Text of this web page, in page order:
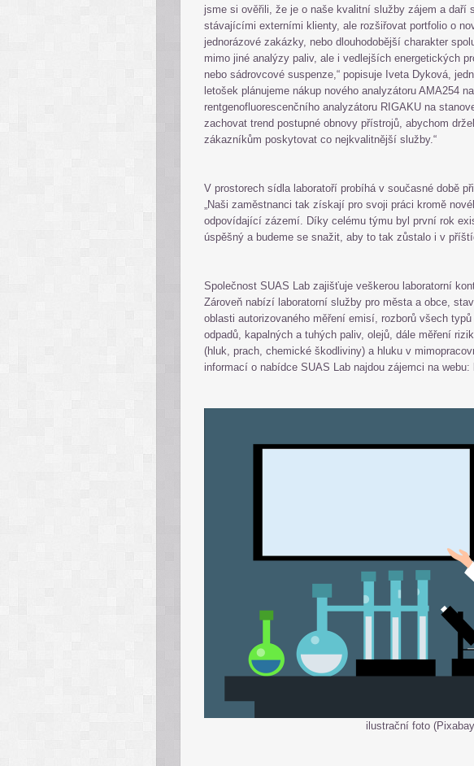
jsme si ověřili, že je o naše kvalitní služby zájem a daří
stávajícími externími klienty, ale rozšiřovat portfolio o
jednorázové zakázky, nebo dlouhodobější charakter
mimo jiné analýzy paliv, ale i vedlejších energetických
nebo sádrovcové suspenze,“ popisuje Iveta Dyková,
letošek plánujeme nákup nového analyzátoru AMA254
rentgenofluorescenčního analyzátoru RIGAKU na
zachovat trend postupné obnovy přístrojů, abychom
zákazníkům poskytovat co nejkvalitnější služby.“
V prostorech sídla laboratoří probíhá v současné době
„Naši zaměstnanci tak získají pro svoji práci kromě
odpovídající zázemí. Díky celému týmu byl první rok
úspěšný a budeme se snažit, aby to tak zůstalo i v
Společnost SUAS Lab zajišťuje veškerou laboratorní
Zároveň nabízí laboratorní služby pro města a obce,
oblasti autorizovaného měření emisí, rozborů všech
odpadů, kapalných a tuhých paliv, olejů, dále měření
(hluk, prach, chemické škodliviny) a hluku v
informací o nabídce SUAS Lab najdou zájemci na
ilustrační foto